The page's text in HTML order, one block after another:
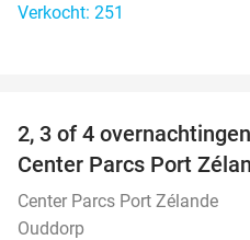
Verkocht: 251
2, 3 of 4
Center Parcs Port
Center Parcs Port Zélande
Ouddorp